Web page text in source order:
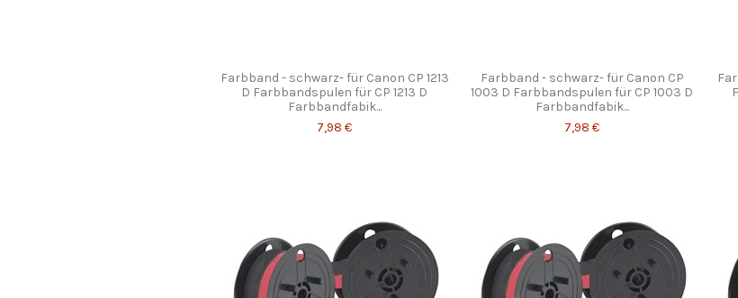
Farbband - schwarz- für Canon CP 1213
D Farbbandspulen für CP 1213 D
Farbbandfabik...
7,98 €
Farbband - schwarz- für Canon CP
1003 D Farbbandspulen für CP 1003 D
Farbbandfabik...
7,98 €